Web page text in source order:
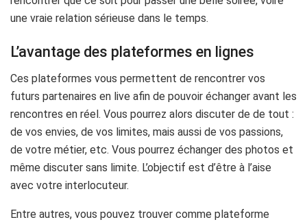
une vraie relation sérieuse dans le temps.
L’avantage des plateformes en lignes
Ces plateformes vous permettent de rencontrer vos
futurs partenaires en live afin de pouvoir échanger avant les
rencontres en réel. Vous pourrez alors discuter de de tout :
de vos envies, de vos limites, mais aussi de vos passions,
de votre métier, etc. Vous pourrez échanger des photos et
même discuter sans limite. L’objectif est d’être à l’aise
avec votre interlocuteur.
Entre autres, vous pouvez trouver comme plateforme